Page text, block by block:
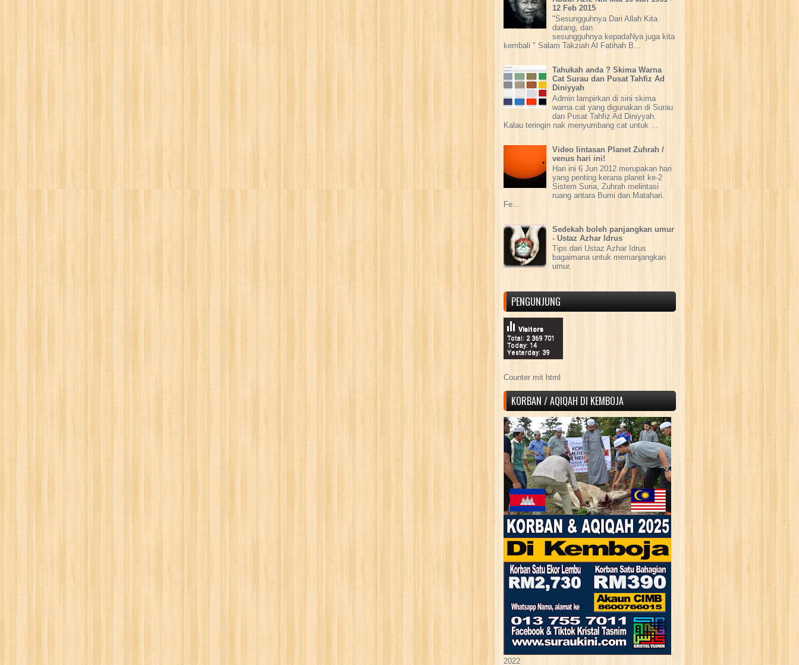
12 Feb 2015
"Sesungguhnya Dari Allah Kita
datang, dan
sesungguhnya kepadaNya juga kita
kembali " Salam Takziah Al Fatihah B...
Tahukah anda ? Skima Warna
Cat Surau dan Pusat Tahfiz Ad
Diniyyah
Admin lampirkan di sini skima
warna cat yang digunakan di Surau
dan Pusat Tahfiz Ad Diniyyah.
Kalau teringin nak menyumbang cat untuk ...
Video lintasan Planet Zuhrah /
venus hari ini!
Hari ini 6 Jun 2012 merupakan hari
yang penting kerana planet ke-2
Sistem Suria, Zuhrah melintasi
ruang antara Bumi dan Matahari.
Fe...
Sedekah boleh panjangkan umur
- Ustaz Azhar Idrus
Tips dari Ustaz Azhar Idrus
bagaimana untuk memanjangkan
umur.
PENGUNJUNG
Total: 2 369 701
Today: 14
Yesterday: 39
Visitors
Counter mit html
KORBAN / AQIQAH DI KEMBOJA
2022